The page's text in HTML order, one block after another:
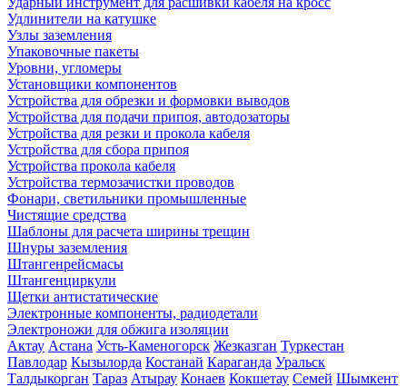
Удлинители на катушке
Узлы заземления
Упаковочные пакеты
Уровни, угломеры
Установщики компонентов
Устройства для обрезки и формовки выводов
Устройства для подачи припоя, автодозаторы
Устройства для резки и прокола кабеля
Устройства для сбора припоя
Устройства прокола кабеля
Устройства термозачистки проводов
Фонари, светильники промышленные
Чистящие средства
Шаблоны для расчета ширины трещин
Шнуры заземления
Штангенрейсмасы
Штангенциркули
Щетки антистатические
Электронные компоненты, радиодетали
Электроножи для обжига изоляции
Актау Астана Усть-Каменогорск Жезказган Туркестан
Павлодар Кызылорда Костанай Караганда Уральск
Талдыкорган Тараз Атырау Конаев Кокшетау Семей Шымкент